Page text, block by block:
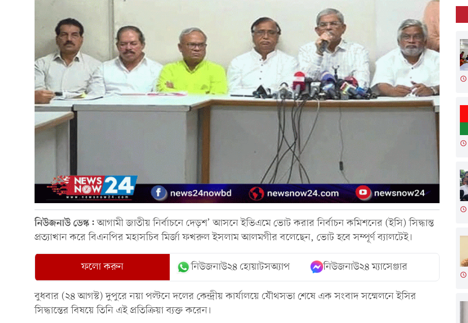
নিউজনাউ ডেস্ক:আগামী জাতীয় নির্বাচনে দেড়শ’ আসনে ইভিএমে ভোট করার নির্বাচন কমিশনের (ইসি) সিদ্ধান্ত
প্রত্যাখান করে বিএনপির মহাসচিব মির্জা ফখরুল ইসলাম আলমগীর বলেছেন, ভোট হবে সম্পূর্ণ ব্যালটেই।
ফলো করুন নিউজনাউ২৪ হোয়াটসঅ্যাপ নিউজনাউ২৪ ম্যাসেঞ্জার
বুধবার (২৪ আগস্ট) দুপুরে নয়া পল্টনে দলের কেন্দ্রীয় কার্যালয়ে যৌথসভা শেষে এক সংবাদ সম্মেলনে ইসির
সিদ্ধান্তের বিষয়ে তিনি এই প্রতিক্রিয়া ব্যক্ত করেন।